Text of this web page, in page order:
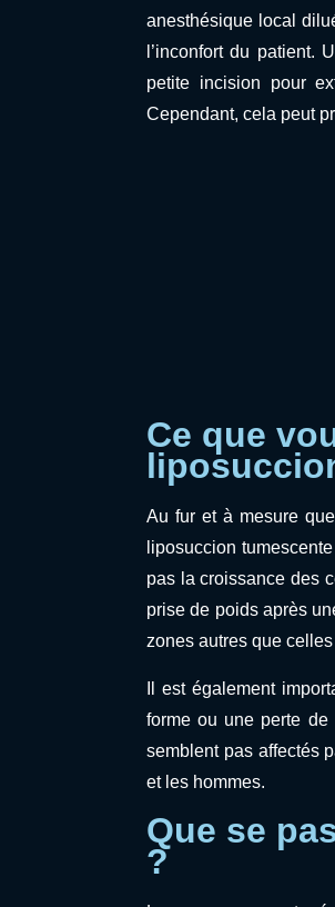
anesthésique local
l’inconfort du patient.
petite incision pour
Cependant, cela peut
Ce que
Au fur et à mesure
liposuccion
pas la croissance des
prise de poids après
zones autres que
Il est également
forme ou une perte de
semblent pas affectés
et les hommes.
Que se
?